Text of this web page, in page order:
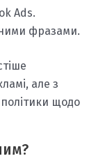
Ads.
фразами.
але з
щодо